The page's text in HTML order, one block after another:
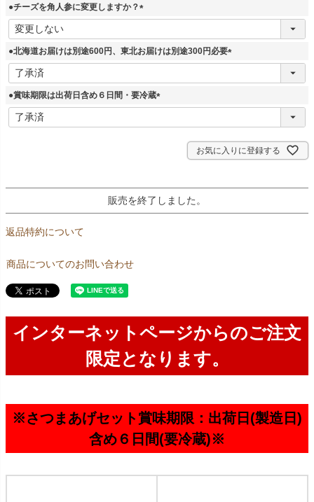
●チーズを角人参に変更しますか？
(
須
●北海道お届けは別途600円、東北お届けは別途300円必要
(
●賞味期限は出荷日含め６日間・要冷蔵
(
お気に入りに登録する
販売を終了しました。
返品特約について
商品についてのお問い合わせ
インターネットページからのご注文
限定となります。
※さつまあげセット賞味期限：出荷日(製造日)
含め６日間(要冷蔵)※